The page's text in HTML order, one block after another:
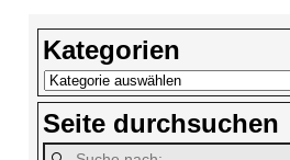
Kategorien
Seite durchsuchen